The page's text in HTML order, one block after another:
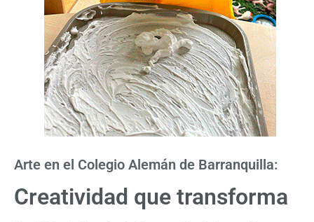
Arte en el Colegio Alemán de Barranquilla:
Creatividad que transforma